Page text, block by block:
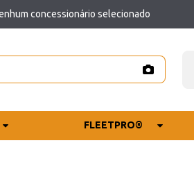
concessionário selecionado
FLEETPRO®